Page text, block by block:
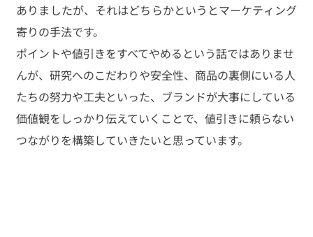
ありましたが、それはどちらかというとマーケティング
寄りの手法です。
ポイントや値引きをすべてやめるという話ではありませ
んが、研究へのこだわりや安全性、商品の裏側にいる人
たちの努力や工夫といった、ブランドが大事にしている
価値観をしっかり伝えていくことで、値引きに頼らない
つながりを構築していきたいと思っています。